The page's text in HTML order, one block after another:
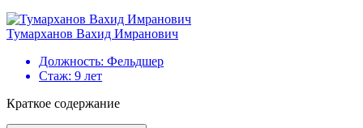
Тумарханов Вахид Имранович
Должность: Фельдшер
Стаж: 9 лет
Краткое содержание